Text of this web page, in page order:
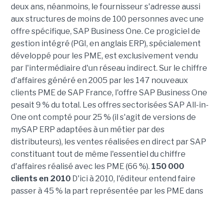
deux ans, néanmoins, le fournisseur s'adresse aussi
aux structures de moins de 100 personnes avec une
offre spécifique, SAP Business One. Ce progiciel de
gestion intégré (PGI, en anglais ERP), spécialement
développé pour les PME, est exclusivement vendu
par l'intermédiaire d'un réseau indirect. Sur le chiffre
d'affaires généré en 2005 par les 147 nouveaux
clients PME de SAP France, l'offre SAP Business One
pesait 9 % du total. Les offres sectorisées SAP All-in-
One ont compté pour 25 % (il s'agit de versions de
mySAP ERP adaptées à un métier par des
distributeurs), les ventes réalisées en direct par SAP
constituant tout de même l'essentiel du chiffre
d'affaires réalisé avec les PME (66 %). 150 000
clients en 2010D'ici à 2010, l'éditeur entend faire
passer à 45 % la part représentée par les PME dans